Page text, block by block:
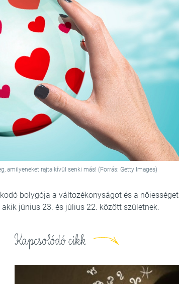
amilyeneket rajta kívül senki más! (Forrás: Getty Images)
bolygója a változékonyságot és a nőiességet
június 23. és július 22. között születnek.
Kapcsolódó cikk